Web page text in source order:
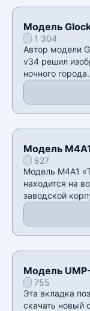
Модель
v341 304
Автор модели
v34 решил
ночного города.
Модель
827
Модель M4A1
находится на
заводской
Модель
Black Ops II»
755
Эта вкладка
скачать новый